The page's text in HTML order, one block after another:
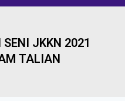
JKKN 2021
TALIAN